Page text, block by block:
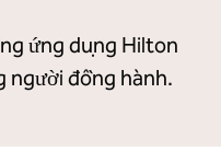
ứng dụng Hilton
người đồng hành.